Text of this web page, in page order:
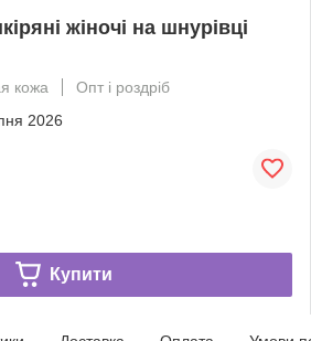
жіночі на шнурівці
кожа
Опт і роздріб
2026
Купити